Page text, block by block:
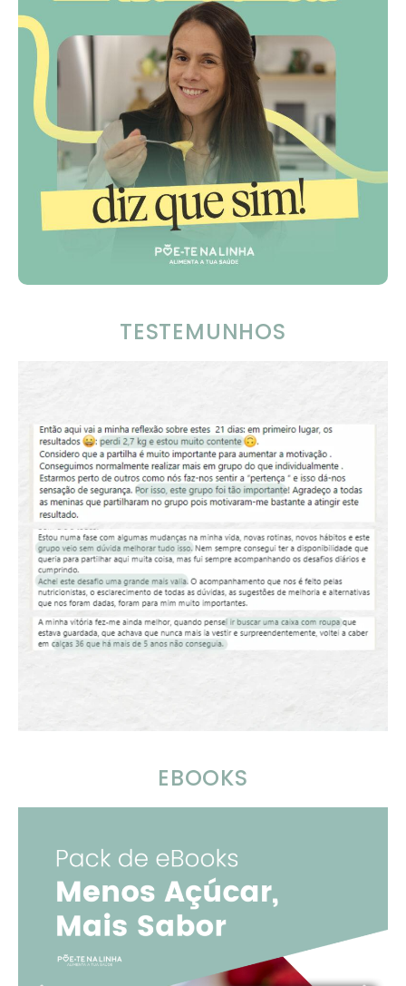
TESTEMUNHOS
EBOOKS